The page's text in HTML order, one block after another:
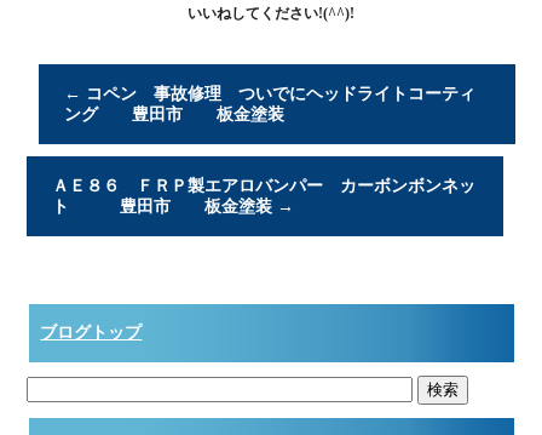
いいねしてください!(^^)!
← コペン 事故修理 ついでにヘッドライトコーティ
ング 豊田市 板金塗装
ＡＥ８６ ＦＲＰ製エアロバンパー カーボンボンネッ
ト 豊田市 板金塗装 →
ブログトップ